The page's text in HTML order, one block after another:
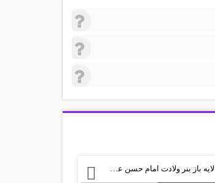
طرح لایه باز بنر ولادت امام حسن عسکری psd